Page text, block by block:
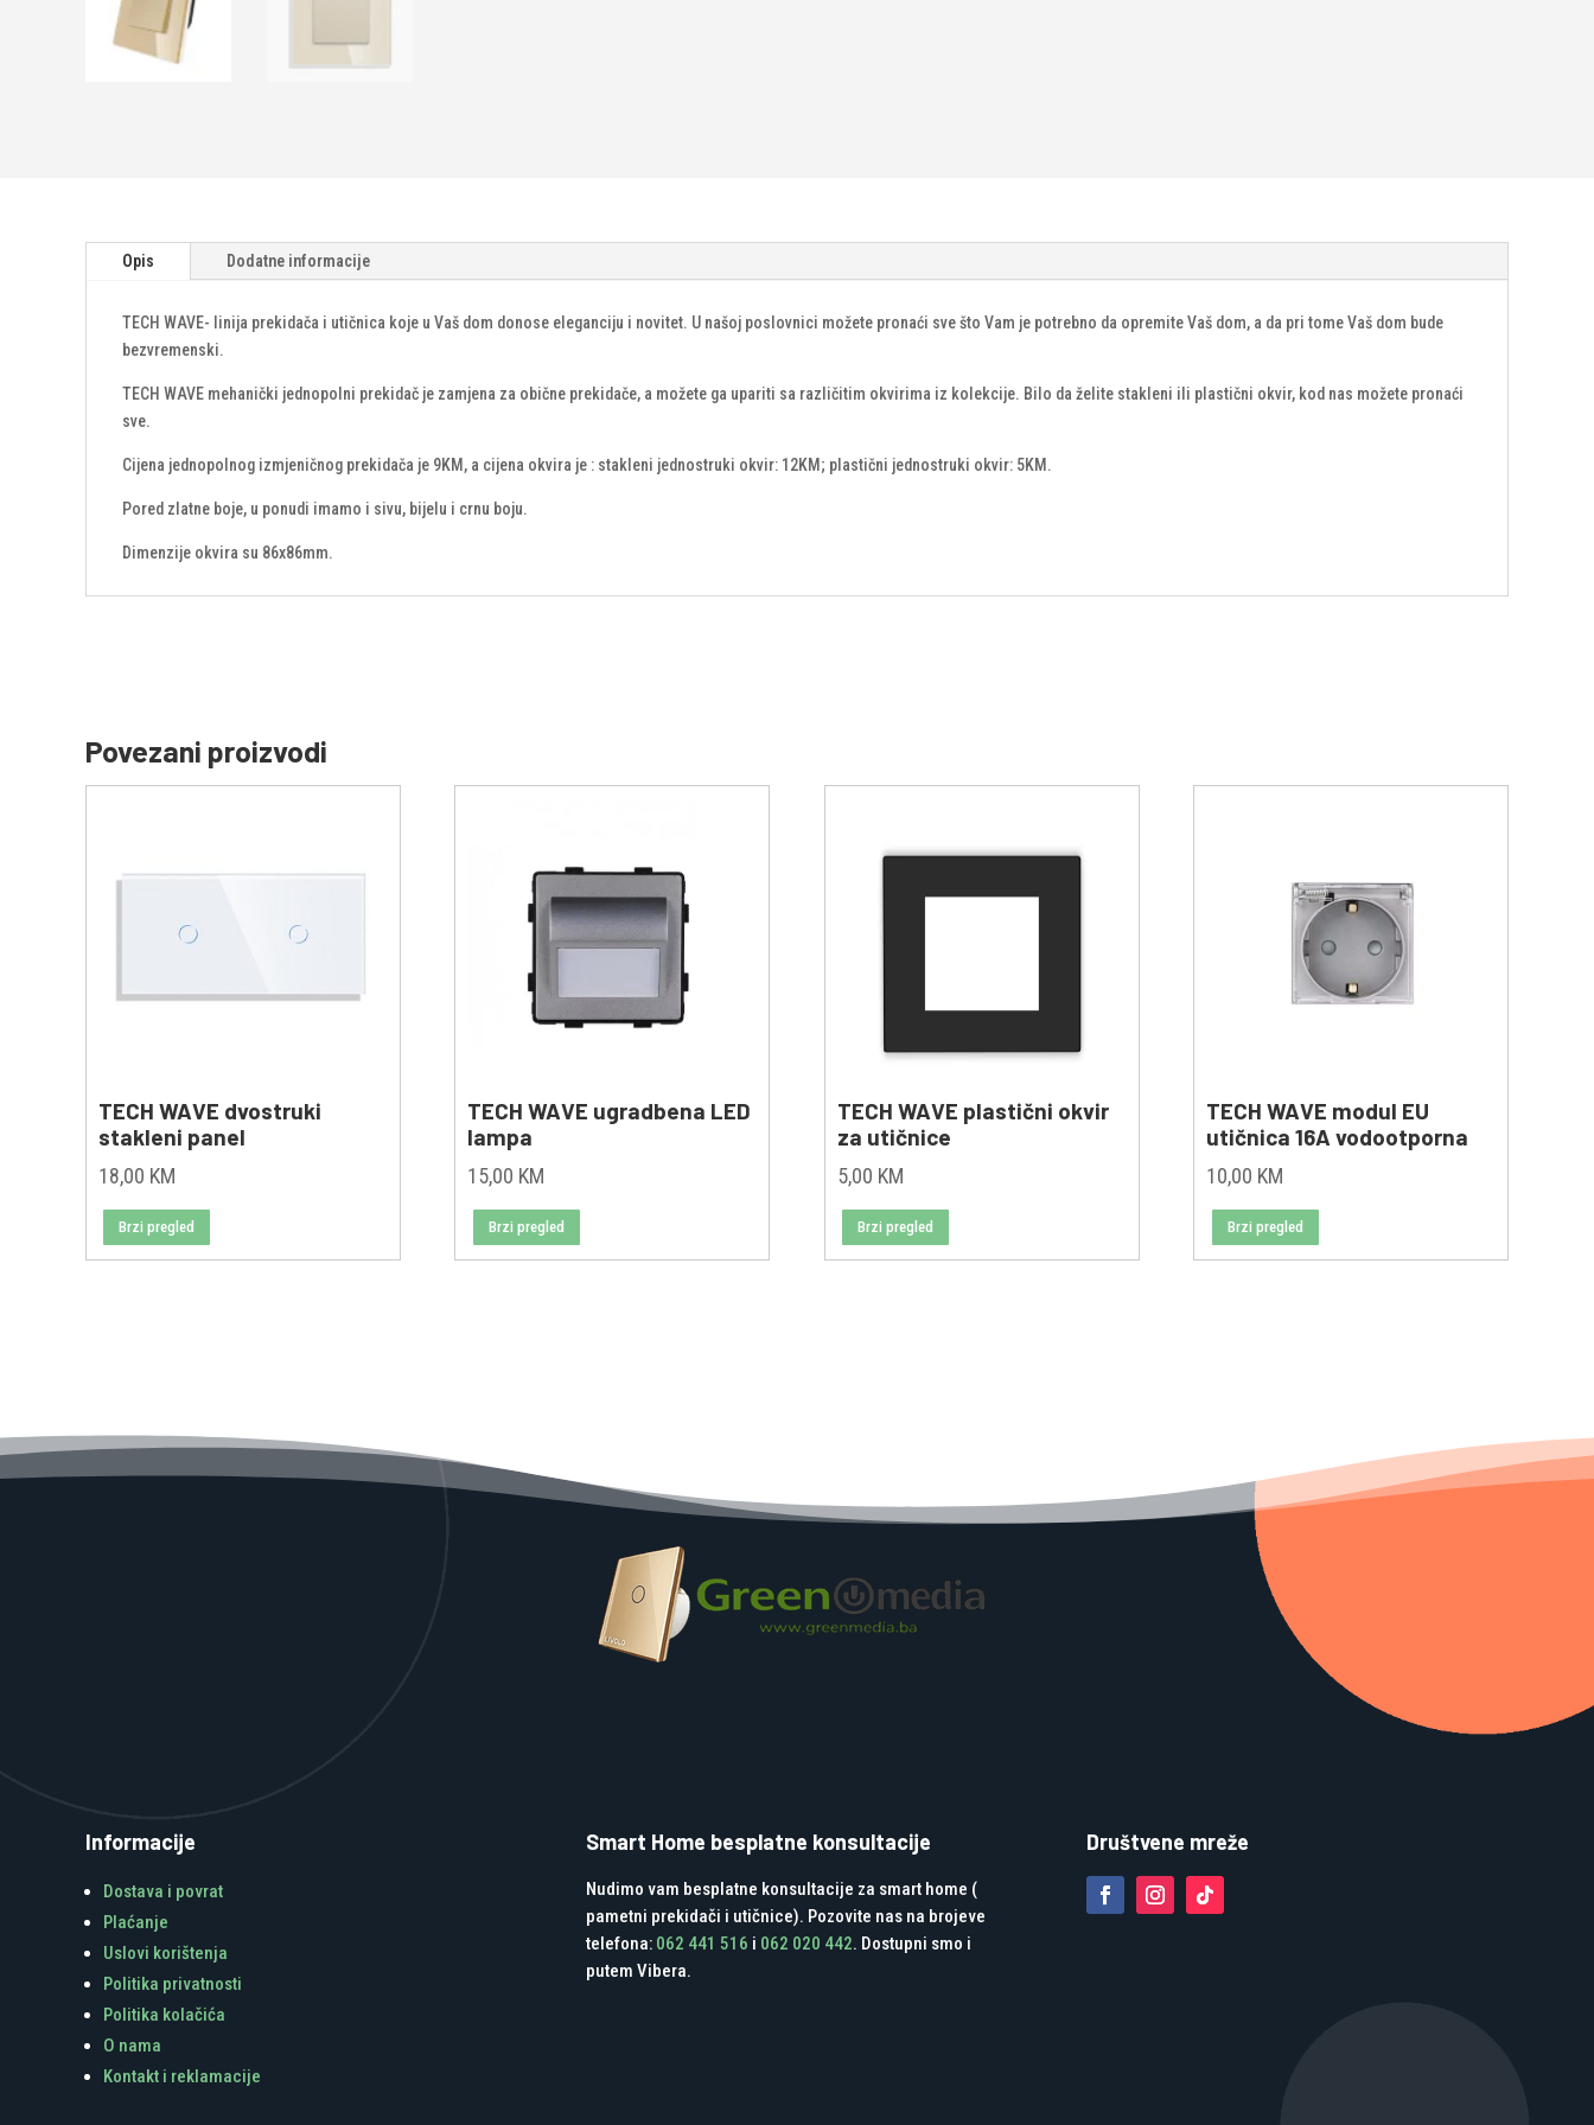
Opis Dodatne informacije
TECH WAVE- linija prekidača i utičnica koje u Vaš dom donose eleganciju i novitet. U našoj poslovnici možete pronaći sve što Vam je potrebno da opremite Vaš dom, a da pri tome Vaš dom bude
bezvremenski.
TECH WAVE mehanički jednopolni prekidač je zamjena za obične prekidače, a možete ga upariti sa različitim okvirima iz kolekcije. Bilo da želite stakleni ili plastični okvir, kod nas možete pronaći
sve.
Cijena jednopolnog izmjeničnog prekidača je 9KM, a cijena okvira je : stakleni jednostruki okvir: 12KM; plastični jednostruki okvir: 5KM.
Pored zlatne boje, u ponudi imamo i sivu, bijelu i crnu boju.
Dimenzije okvira su 86x86mm.
Povezani proizvodi
TECH WAVE dvostruki
stakleni panel
18,00 KM
Brzi pregled
TECH WAVE ugradbena LED
lampa
15,00 KM
Brzi pregled
TECH WAVE plastični okvir
za utičnice
5,00 KM
Brzi pregled
TECH WAVE modul EU
utičnica 16A vodootporna
10,00 KM
Brzi pregled
Informacije
Dostava i povrat
Plaćanje
Uslovi korištenja
Politika privatnosti
Politika kolačića
O nama
Kontakt i reklamacije
Smart Home besplatne konsultacije
Nudimo vam besplatne konsultacije za smart home (
pametni prekidači i utičnice). Pozovite nas na brojeve
telefona: 062 441 516 i 062 020 442. Dostupni smo i
putem Vibera.
Društvene mreže